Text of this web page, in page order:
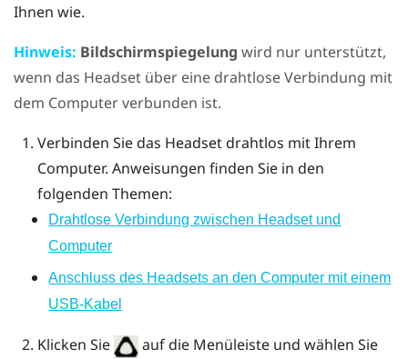
Ihnen wie.
Hinweis: Bildschirmspiegelung wird nur unterstützt,
wenn das Headset über eine drahtlose Verbindung mit
dem Computer verbunden ist.
Verbinden Sie das Headset drahtlos mit Ihrem
Computer. Anweisungen finden Sie in den
folgenden Themen:
Drahtlose Verbindung zwischen Headset und
Computer
Anschluss des Headsets an den Computer mit einem
USB-Kabel
Klicken Sie
auf die Menüleiste und wählen Sie